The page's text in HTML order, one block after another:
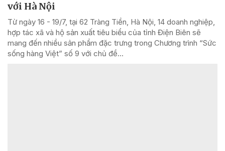
với Hà Nội
Từ ngày 16 - 19/7, tại 62 Tràng Tiền, Hà Nội, 14 doanh nghiệp,
hợp tác xã và hộ sản xuất tiêu biểu của tỉnh Điện Biên sẽ
mang đến nhiều sản phẩm đặc trưng trong Chương trình “Sức
sống hàng Việt” số 9 với chủ đề...